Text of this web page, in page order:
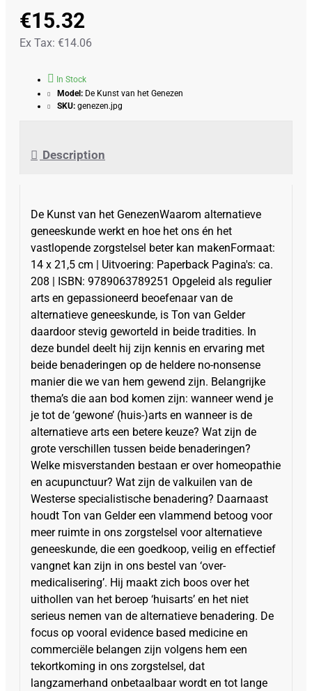
€15.32
Ex Tax: €14.06
In Stock
Model: De Kunst van het Genezen
SKU: genezen.jpg
Description
De Kunst van het GenezenWaarom alternatieve
geneeskunde werkt en hoe het ons én het
vastlopende zorgstelsel beter kan makenFormaat:
14 x 21,5 cm | Uitvoering: Paperback Pagina's: ca.
208 | ISBN: 9789063789251 Opgeleid als regulier
arts en gepassioneerd beoefenaar van de
alternatieve geneeskunde, is Ton van Gelder
daardoor stevig geworteld in beide tradities. In
deze bundel deelt hij zijn kennis en ervaring met
beide benaderingen op de heldere no-nonsense
manier die we van hem gewend zijn. Belangrijke
thema’s die aan bod komen zijn: wanneer wend je
je tot de ‘gewone’ (huis-)arts en wanneer is de
alternatieve arts een betere keuze? Wat zijn de
grote verschillen tussen beide benaderingen?
Welke misverstanden bestaan er over homeopathie
en acupunctuur? Wat zijn de valkuilen van de
Westerse specialistische benadering? Daarnaast
houdt Ton van Gelder een vlammend betoog voor
meer ruimte in ons zorgstelsel voor alternatieve
geneeskunde, die een goedkoop, veilig en effectief
vangnet kan zijn in ons bestel van ‘over-
medicalisering’. Hij maakt zich boos over het
uithollen van het beroep ‘huisarts’ en het niet
serieus nemen van de alternatieve benadering. De
focus op vooral evidence based medicine en
commerciële belangen zijn volgens hem een
tekortkoming in ons zorgstelsel, dat
langzamerhand onbetaalbaar wordt en tot lange